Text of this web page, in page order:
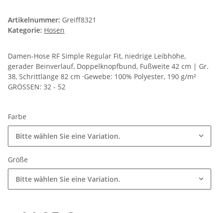
Artikelnummer: Greiff8321
Kategorie: Hosen
Damen-Hose RF Simple Regular Fit, niedrige Leibhöhe,
gerader Beinverlauf, Doppelknopfbund, Fußweite 42 cm | Gr.
38, Schrittlänge 82 cm ·Gewebe: 100% Polyester, 190 g/m²
GRÖSSEN: 32 - 52
Farbe
Bitte wählen Sie eine Variation.
Größe
Bitte wählen Sie eine Variation.